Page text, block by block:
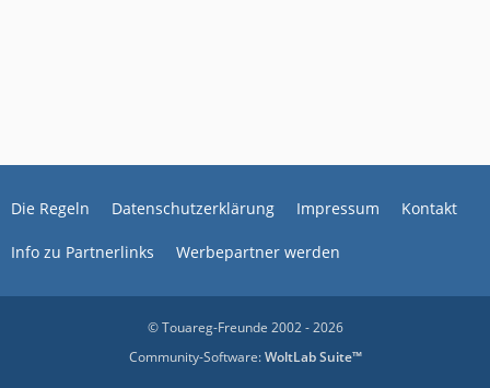
Die Regeln Datenschutzerklärung Impressum Kontakt
Info zu Partnerlinks Werbepartner werden
© Touareg-Freunde 2002 - 2026
Community-Software:WoltLab Suite™